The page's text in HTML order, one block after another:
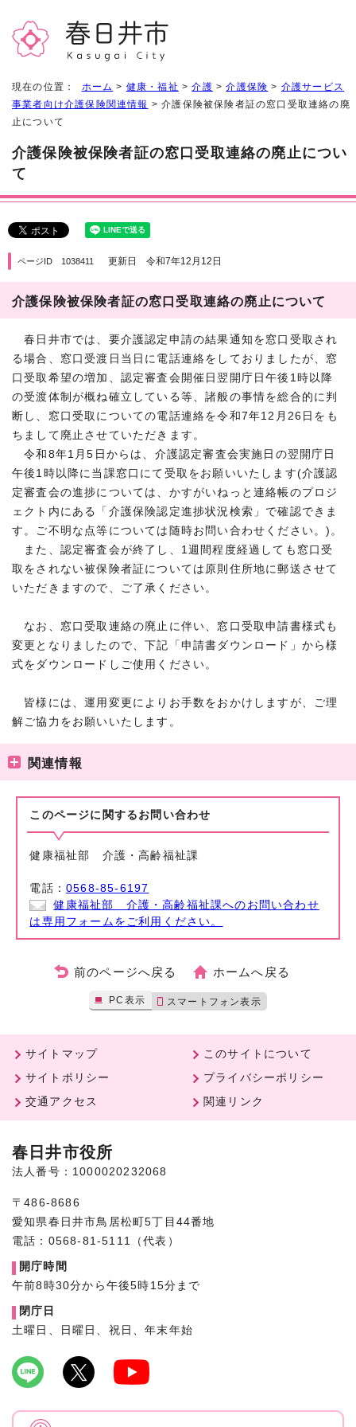
現在の位置： ホーム > 健康・福祉 >介護 >介護保険 > 介護サービス
事業者向け介護保険関連情報 > 介護保険被保険者証の窓口受取連絡の廃
止について
介護保険被保険者証の窓口受取連絡の廃止につい
て
ページID 1038411 更新日 令和7年12月12日
介護保険被保険者証の窓口受取連絡の廃止について
春日井市では、要介護認定申請の結果通知を窓口受取され
る場合、窓口受渡日当日に電話連絡をしておりましたが、窓
口受取希望の増加、認定審査会開催日翌開庁日午後1時以降
の受渡体制が概ね確立している等、諸般の事情を総合的に判
断し、窓口受取についての電話連絡を令和7年12月26日をも
ちまして廃止させていただきます。
令和8年1月5日からは、介護認定審査会実施日の翌開庁日
午後1時以降に当課窓口にて受取をお願いいたします(介護認
定審査会の進捗については、かすがいねっと連絡帳のプロジ
ェクト内にある「介護保険認定進捗状況検索」で確認できま
す。ご不明な点等については随時お問い合わせください。)。
また、認定審査会が終了し、1週間程度経過しても窓口受
取をされない被保険者証については原則住所地に郵送させて
いただきますので、ご了承ください。
なお、窓口受取連絡の廃止に伴い、窓口受取申請書様式も
変更となりましたので、下記「申請書ダウンロード」から様
式をダウンロードしご使用ください。
皆様には、運用変更によりお手数をおかけしますが、ご理
解ご協力をお願いいたします。
関連情報
このページに関する お問い合わせ
健康福祉部 介護・高齢福祉課
電話：0568-85-6197
健康福祉部 介護・高齢福祉課へのお問い合わせ
は専用フォームをご利用ください。
前のページへ戻る ホームへ戻る
PC表示 スマートフォン表示
サイトマップ
このサイトについて
サイトポリシー
プライバシーポリシー
交通アクセス
関連リンク
春日井市役所
法人番号：1000020232068
〒486-8686
愛知県春日井市鳥居松町5丁目44番地
電話：0568-81-5111（代表）
開庁時間
午前8時30分から午後5時15分まで
閉庁日
土曜日、日曜日、祝日、年末年始